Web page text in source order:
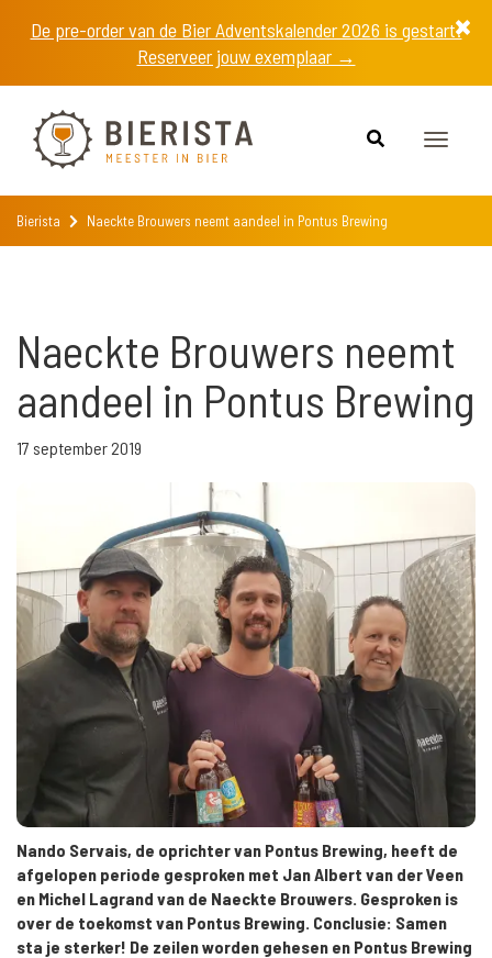
De pre-order van de Bier Adventskalender 2026 is gestart!
Reserveer jouw exemplaar →
Toggle
Bierista Naeckte Brouwers neemt aandeel in Pontus Brewing
Naeckte Brouwers neemt
aandeel in Pontus Brewing
17 september 2019
Nando Servais, de oprichter van Pontus Brewing, heeft de
afgelopen periode gesproken met Jan Albert van der Veen
en Michel Lagrand van de Naeckte Brouwers. Gesproken is
over de toekomst van Pontus Brewing. Conclusie: Samen
sta je sterker! De zeilen worden gehesen en Pontus Brewing